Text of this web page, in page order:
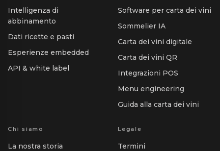
Intelligenza di
abbinamento
Dati ricette e pasti
Esperienze embedded
API & white label
Software per carta dei vini
Sommelier IA
Carta dei vini digitale
Carta dei vini QR
Integrazioni POS
Menu engineering
Guida alla carta dei vini
Chi siamo
La nostra storia
Legale
Termini